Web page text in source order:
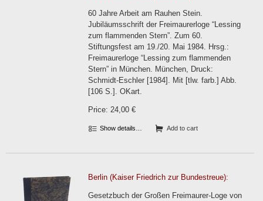
60 Jahre Arbeit am Rauhen Stein.
Jubiläumsschrift der Freimaurerloge “Lessing
zum flammenden Stern”. Zum 60.
Stiftungsfest am 19./20. Mai 1984. Hrsg.:
Freimaurerloge “Lessing zum flammenden
Stern” in München. München, Druck:
Schmidt-Eschler [1984]. Mit [tlw. farb.] Abb.
[106 S.]. OKart.
Price: 24,00 €
Show details… Add to cart
Berlin (Kaiser Friedrich zur Bundestreue):
Gesetzbuch der Großen Freimaurer-Loge von